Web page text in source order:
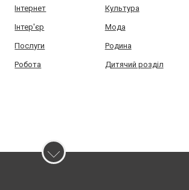
Інтернет Культура
Інтер'єр Мода
Послуги Родина
Робота Дитячий розділ